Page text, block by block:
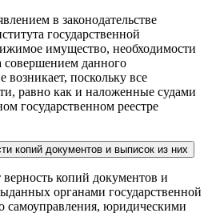
в законодательстве
государственной
имущество, необходимости
совершением данного
возникает, поскольку все
равно как и наложенные судами
государственном реестре
копий документов и выписок из них
верность копий документов и
органами государственной
самоуправления, юридическими